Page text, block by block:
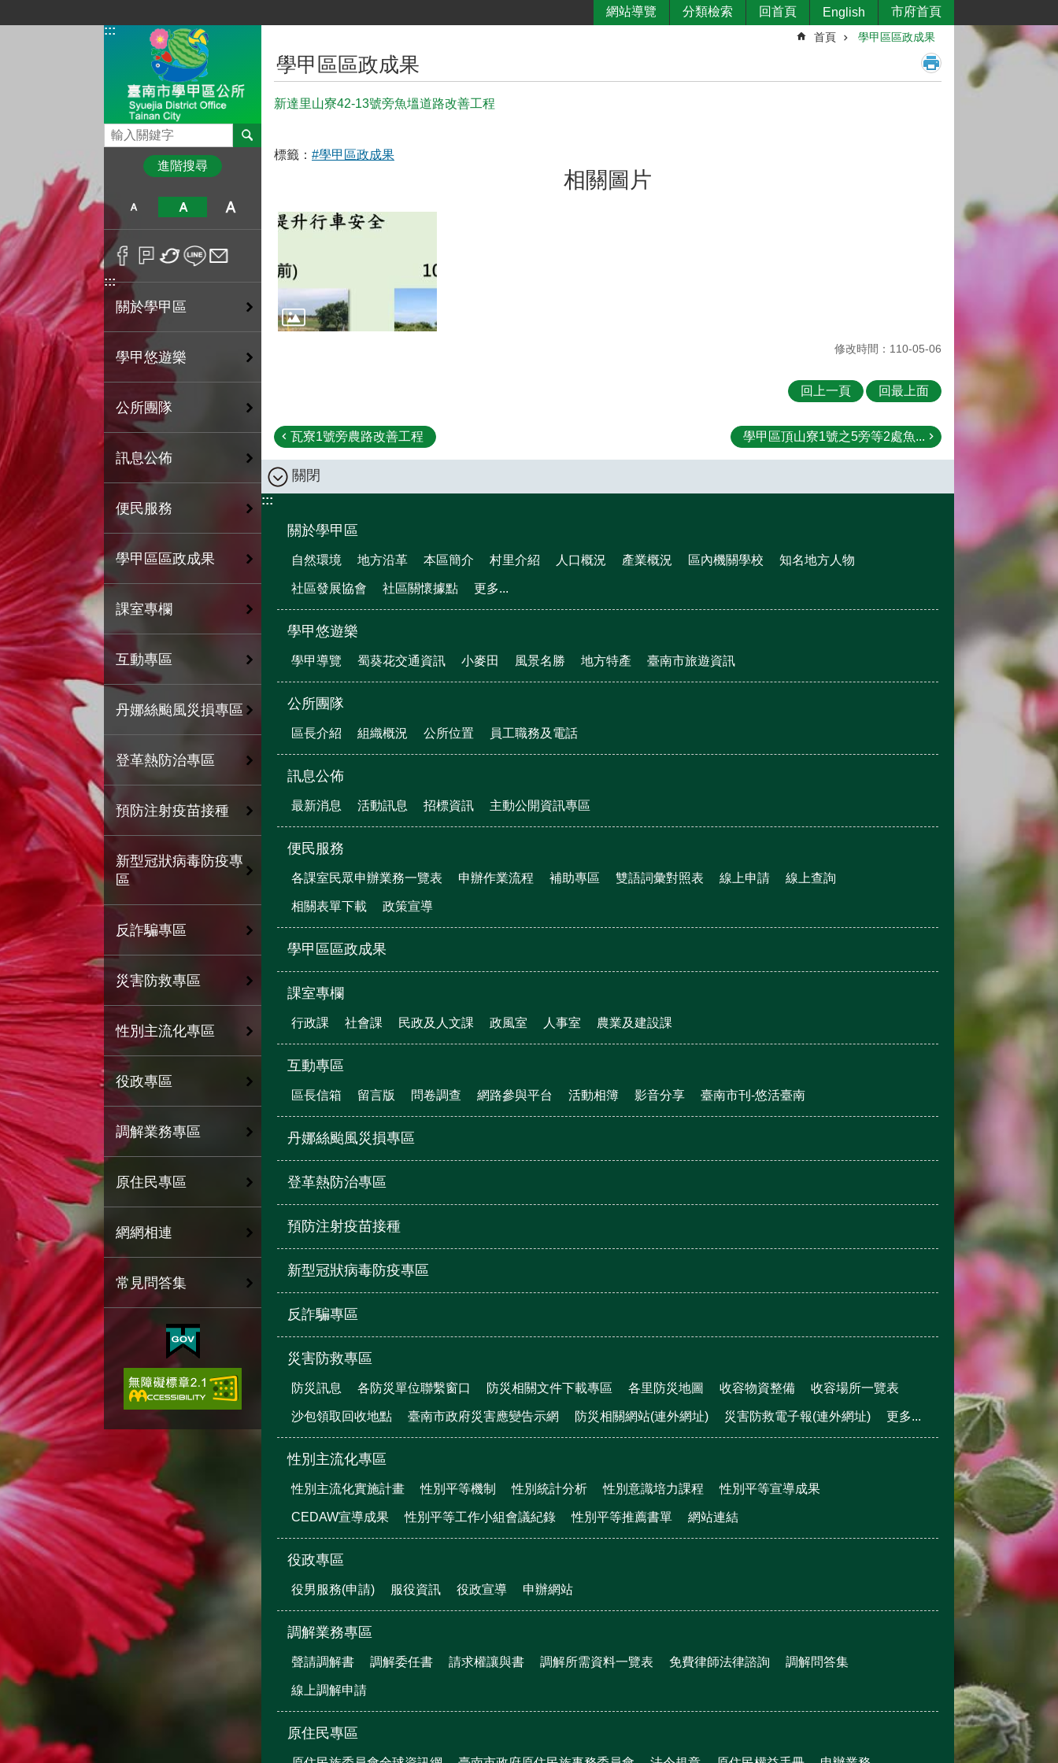
:::
網站導覽 分類檢索 回首頁 English 市府首頁
搜尋
進階搜尋
:::
關於學甲區
學甲悠遊樂
公所團隊
訊息公佈
便民服務
學甲區區政成果
課室專欄
互動專區
丹娜絲颱風災損專區
登革熱防治專區
預防注射疫苗接種
新型冠狀病毒防疫專
區
反詐騙專區
災害防救專區
性別主流化專區
役政專區
調解業務專區
原住民專區
網網相連
常見問答集
首頁 學甲區區政成果
學甲區區政成果
新達里山寮42-13號旁魚塭道路改善工程
標籤： #學甲區政成果
相關圖片
修改時間：110-05-06
回上一頁 回最上面
瓦寮1號旁農路改善工程 學甲區頂山寮1號之5旁等2處魚...
關閉
:::
關於學甲區
自然環境 地方沿革 本區簡介 村里介紹 人口概況 產業概況 區內機關學校 知名地方人物
社區發展協會 社區關懷據點 更多...
學甲悠遊樂
學甲導覽 蜀葵花交通資訊 小麥田 風景名勝 地方特產 臺南市旅遊資訊
公所團隊
區長介紹 組織概況 公所位置 員工職務及電話
訊息公佈
最新消息 活動訊息 招標資訊 主動公開資訊專區
便民服務
各課室民眾申辦業務一覽表 申辦作業流程 補助專區 雙語詞彙對照表 線上申請 線上查詢
相關表單下載 政策宣導
學甲區區政成果
課室專欄
行政課 社會課 民政及人文課 政風室 人事室 農業及建設課
互動專區
區長信箱 留言版 問卷調查 網路參與平台 活動相簿 影音分享 臺南市刊-悠活臺南
丹娜絲颱風災損專區
登革熱防治專區
預防注射疫苗接種
新型冠狀病毒防疫專區
反詐騙專區
災害防救專區
防災訊息 各防災單位聯繫窗口 防災相關文件下載專區 各里防災地圖 收容物資整備 收容場所一覽表
沙包領取回收地點 臺南市政府災害應變告示網 防災相關網站(連外網址) 災害防救電子報(連外網址) 更多...
性別主流化專區
性別主流化實施計畫 性別平等機制 性別統計分析 性別意識培力課程 性別平等宣導成果
CEDAW宣導成果 性別平等工作小組會議紀錄 性別平等推薦書單 網站連結
役政專區
役男服務(申請) 服役資訊 役政宣導 申辦網站
調解業務專區
聲請調解書 調解委任書 請求權讓與書 調解所需資料一覽表 免費律師法律諮詢 調解問答集
線上調解申請
原住民專區